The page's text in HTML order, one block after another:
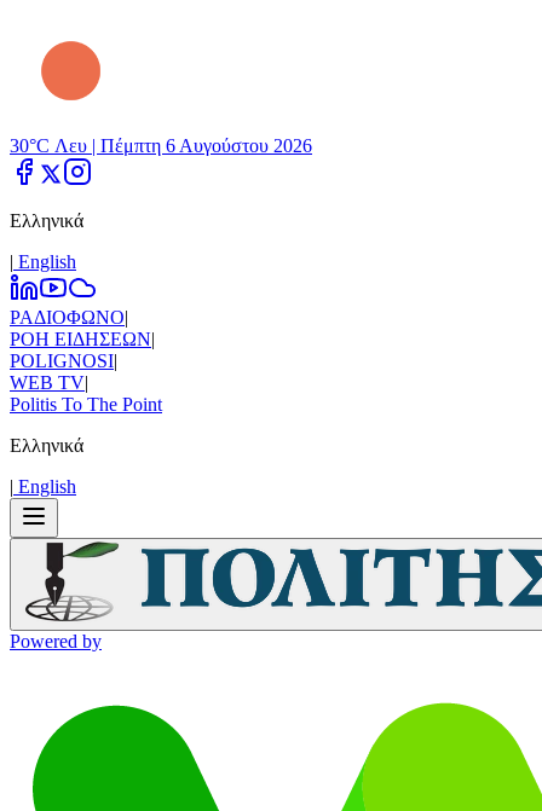
30°C Λευ | Πέμπτη 6 Αυγούστου 2026
Ελληνικά
| Εnglish
ΡΑΔΙΟΦΩΝΟ|
ΡΟΗ ΕΙΔΗΣΕΩΝ|
POLIGNOSI|
WEB TV|
Politis To The Point
Ελληνικά
| Εnglish
Powered by